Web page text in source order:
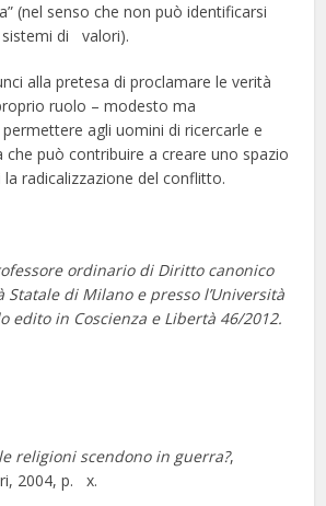
(nel senso che non può identificarsi
sistemi di valori).
alla pretesa di proclamare le verità
ruolo – modesto ma
agli uomini di ricercarle e
che può contribuire a creare uno spazio
radicalizzazione del conflitto.
ordinario di Diritto canonico
Statale di Milano e presso l’Università
edito in Coscienza e Libertà 46/2012.
religioni scendono in guerra?,
2004, p. x.